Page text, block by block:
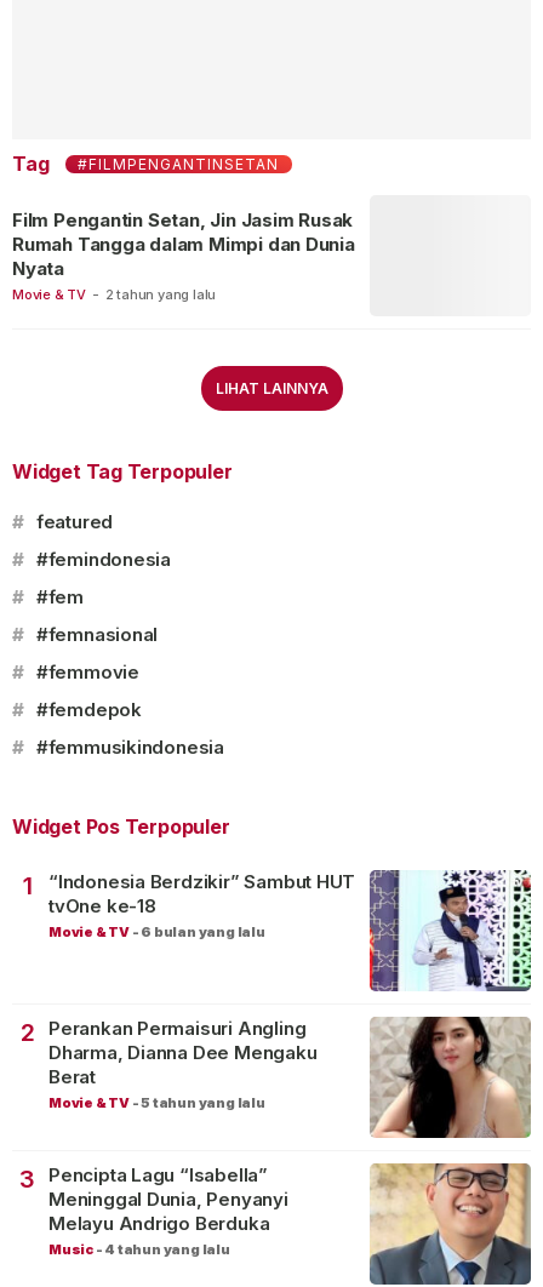
Tag #FILMPENGANTINSETAN
Movie & TV - 2 tahun yang lalu
Film Pengantin Setan, Jin Jasim Rusak
Rumah Tangga dalam Mimpi dan Dunia
Nyata
LIHAT LAINNYA
Widget Tag Terpopuler
# featured
# #femindonesia
# #fem
# #femnasional
# #femmovie
# #femdepok
# #femmusikindonesia
Widget Pos Terpopuler
1
“Indonesia Berdzikir” Sambut HUT
tvOne ke-18
Movie & TV - 6 bulan yang lalu
2
Perankan Permaisuri Angling
Dharma, Dianna Dee Mengaku
Berat
Movie & TV -5 tahun yang lalu
3
Pencipta Lagu “Isabella”
Meninggal Dunia, Penyanyi
Melayu Andrigo Berduka
Music - 4 tahun yang lalu